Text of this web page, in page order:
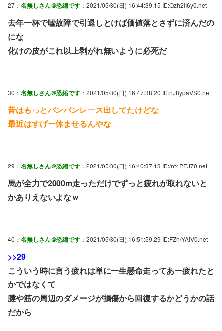
27： 名無しさん＠恐縮です ：2021/05/30(日) 16:44:39.15 ID:Qzh2lI6y0.net
去年一杯で嘘故障で引退しとけば価値落とさずに済んだの
にな
化けの皮がこれ以上剥がれ無いように必死だ
30： 名無しさん＠恐縮です ：2021/05/30(日) 16:47:38.20 ID:nJ8ypaVS0.net
昔はもっとバンバンレース出してたけどな
最近はすげー休ませるんやな
29： 名無しさん＠恐縮です ：2021/05/30(日) 16:46:37.13 ID:/nt4PEJ70.net
馬が全力で2000m走っただけでずっと疲れが取れないと
かありえないよなｗ
40： 名無しさん＠恐縮です ：2021/05/30(日) 16:51:59.29 ID:FZh/YAiV0.net
>>29
こういう時に言う疲れは単に一生懸命走ってあー疲れたと
かではなくて
腱や筋の周辺のダメージが損傷から回復するかどうかの話
だから